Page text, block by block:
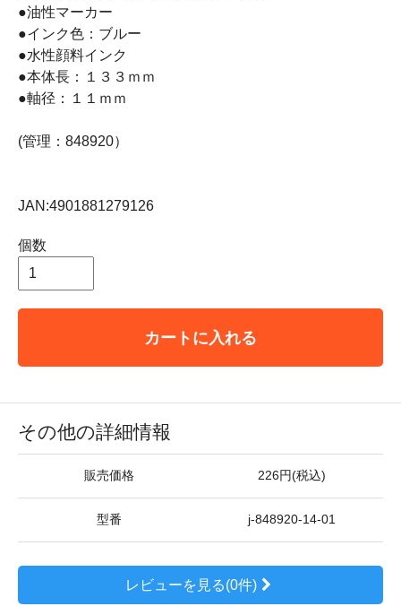
●油性マーカー
●インク色：ブルー
●水性顔料インク
●本体長：１３３ｍｍ
●軸径：１１ｍｍ
(管理：848920）
JAN:4901881279126
個数
カートに入れる
その他の詳細情報
販売価格 226円(税込)
型番 j-848920-14-01
レビューを見る(0件)